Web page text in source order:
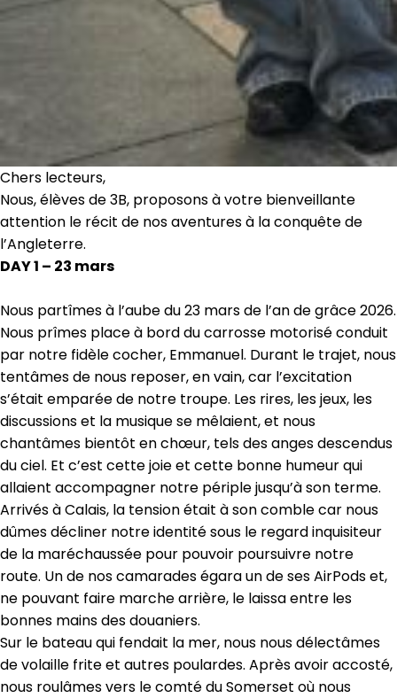
Chers lecteurs,
Nous, élèves de 3B, proposons à votre bienveillante
attention le récit de nos aventures à la conquête de
l’Angleterre.
DAY 1 – 23 mars
Nous partîmes à l’aube du 23 mars de l’an de grâce 2026.
Nous prîmes place à bord du carrosse motorisé conduit
par notre fidèle cocher, Emmanuel. Durant le trajet, nous
tentâmes de nous reposer, en vain, car l’excitation
s’était emparée de notre troupe. Les rires, les jeux, les
discussions et la musique se mêlaient, et nous
chantâmes bientôt en chœur, tels des anges descendus
du ciel. Et c’est cette joie et cette bonne humeur qui
allaient accompagner notre périple jusqu’à son terme.
Arrivés à Calais, la tension était à son comble car nous
dûmes décliner notre identité sous le regard inquisiteur
de la maréchaussée pour pouvoir poursuivre notre
route. Un de nos camarades égara un de ses AirPods et,
ne pouvant faire marche arrière, le laissa entre les
bonnes mains des douaniers.
Sur le bateau qui fendait la mer, nous nous délectâmes
de volaille frite et autres poulardes. Après avoir accosté,
nous roulâmes vers le comté du Somerset où nous